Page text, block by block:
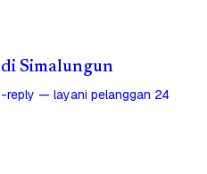
Simalungun
reply — layani pelanggan 24